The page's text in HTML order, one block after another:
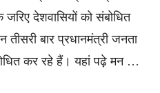
जरिए देशवासियों को संबोधित
बार प्रधानमंत्री जनता
कर रहे हैं। यहां पढ़े मन …